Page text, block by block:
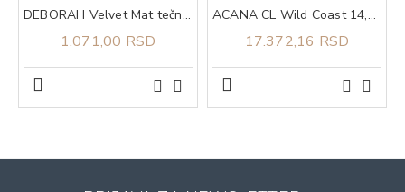
DEBORAH Velvet Mat tečni ruž za usne 06
1.071,00 RSD
ACANA CL Wild Coast 14,5 kg
17.372,16 RSD